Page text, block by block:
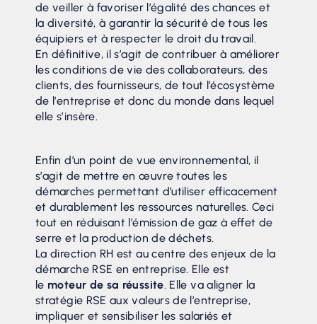
de veiller à favoriser l’égalité des chances et
la diversité, à garantir la sécurité de tous les
équipiers et à respecter le droit du travail.
En définitive, il s’agit de contribuer à améliorer
les conditions de vie des collaborateurs, des
clients, des fournisseurs, de tout l’écosystème
de l’entreprise et donc du monde dans lequel
elle s’insère.
Enfin d’un point de vue environnemental, il
s’agit de mettre en œuvre toutes les
démarches permettant d’utiliser efficacement
et durablement les ressources naturelles. Ceci
tout en réduisant l’émission de gaz à effet de
serre et la production de déchets.
La direction RH est au centre des enjeux de la
démarche RSE en entreprise. Elle est
le moteur de sa réussite. Elle va aligner la
stratégie RSE aux valeurs de l’entreprise,
impliquer et sensibiliser les salariés et